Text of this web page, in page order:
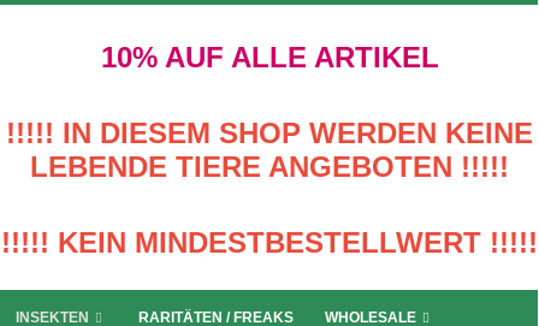
10% AUF ALLE ARTIKEL
!!!!! IN DIESEM SHOP WERDEN KEINE
LEBENDE TIERE ANGEBOTEN !!!!!
!!!!! KEIN MINDESTBESTELLWERT !!!!!
INSEKTEN RARITÄTEN / FREAKS WHOLESALE